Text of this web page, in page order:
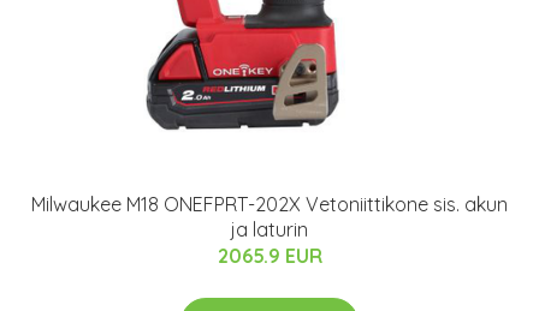
Milwaukee M18 ONEFPRT-202X Vetoniittikone sis. akun
ja laturin
2065.9 EUR